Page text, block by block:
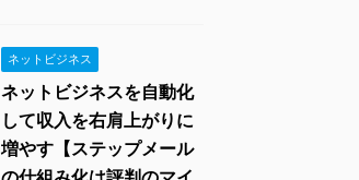
ネットビジネス
ネットビジネスを自動化
して収入を右肩上がりに
増やす【ステップメール